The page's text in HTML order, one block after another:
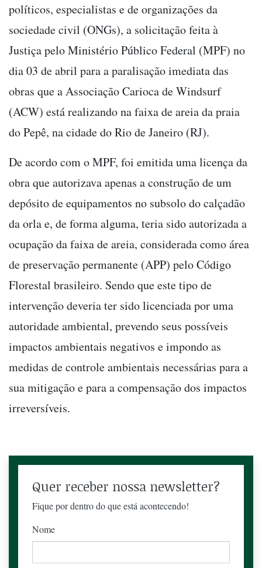
políticos, especialistas e de organizações da
sociedade civil (ONGs), a solicitação feita à
Justiça pelo Ministério Público Federal (MPF) no
dia 03 de abril para a paralisação imediata das
obras que a Associação Carioca de Windsurf
(ACW) está realizando na faixa de areia da praia
do Pepê, na cidade do Rio de Janeiro (RJ).
De acordo com o MPF, foi emitida uma licença da
obra que autorizava apenas a construção de um
depósito de equipamentos no subsolo do calçadão
da orla e, de forma alguma, teria sido autorizada a
ocupação da faixa de areia, considerada como área
de preservação permanente (APP) pelo Código
Florestal brasileiro. Sendo que este tipo de
intervenção deveria ter sido licenciada por uma
autoridade ambiental, prevendo seus possíveis
impactos ambientais negativos e impondo as
medidas de controle ambientais necessárias para a
sua mitigação e para a compensação dos impactos
irreversíveis.
Quer receber nossa newsletter?
Fique por dentro do que está acontecendo!
Nome